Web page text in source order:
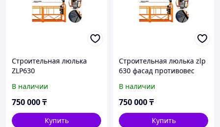
Строительная люлька
ZLP630
В наличии
750 000₸
Купить
Строительная люлька zlp
630 фасад противовес
В наличии
750 000₸
Купить